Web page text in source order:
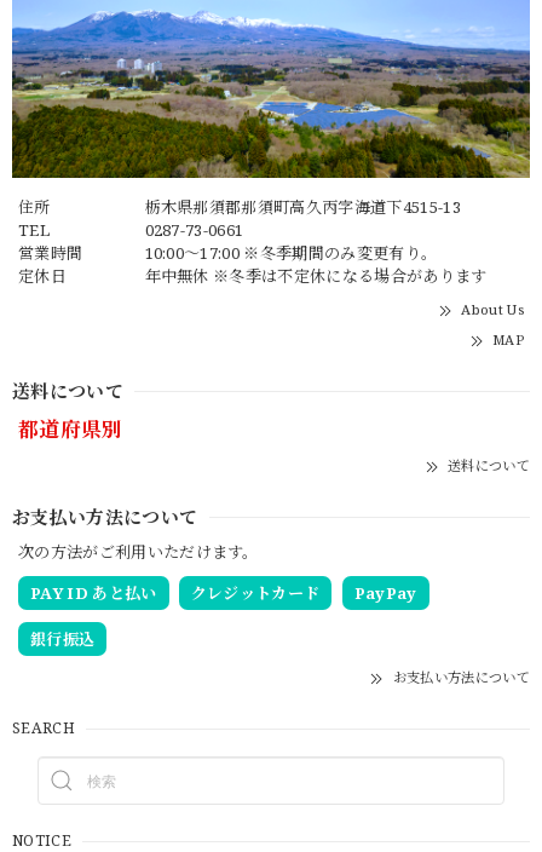
住所
栃木県那須郡那須町高久丙字海道下4515-13
TEL
0287-73-0661
営業時間
10:00～17:00 ※冬季期間のみ変更有り。
定休日
年中無休 ※冬季は不定休になる場合があります
About Us
MAP
送料について
都道府県別
送料について
お支払い方法について
次の方法がご利用いただけます。
PAY ID あと払い
クレジットカード PayPay
銀行振込
お支払い方法について
SEARCH
NOTICE